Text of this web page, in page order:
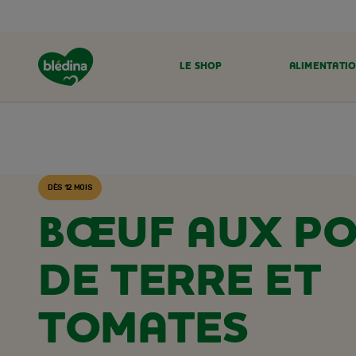
LE SHOP
RECETTES BLÉDINA
DÈS 12 MOIS
BŒUF AUX
DE TERRE ET
TOMATES